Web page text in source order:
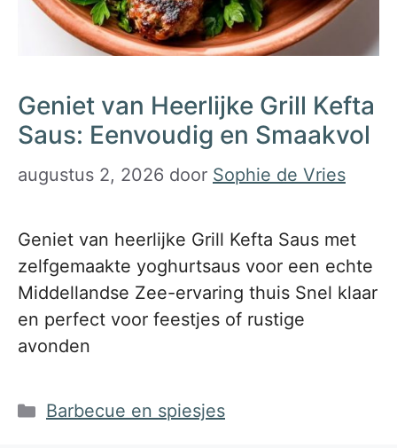
Geniet van Heerlijke Grill Kefta
Saus: Eenvoudig en Smaakvol
augustus 2, 2026 door Sophie de Vries
Geniet van heerlijke Grill Kefta Saus met
zelfgemaakte yoghurtsaus voor een echte
Middellandse Zee-ervaring thuis Snel klaar
en perfect voor feestjes of rustige
avonden
Categorieën
Barbecue en spiesjes